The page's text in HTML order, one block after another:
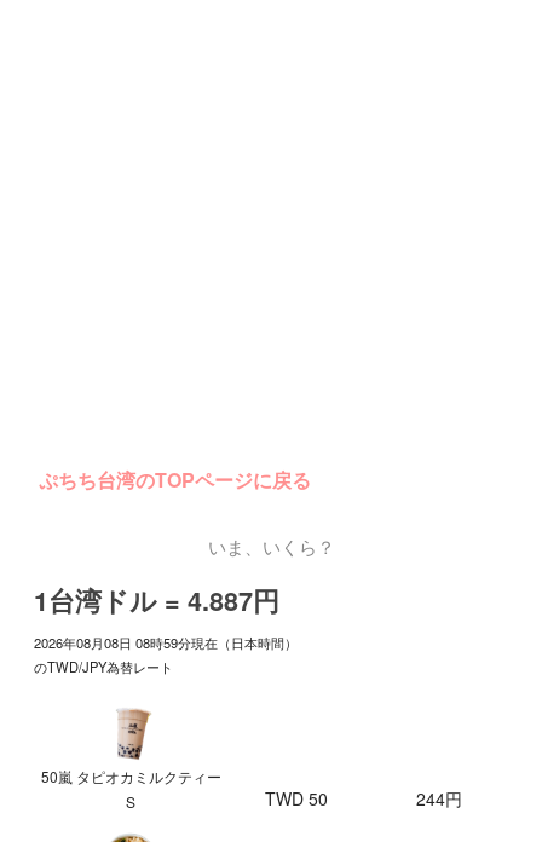
ぷちち台湾のTOPページに戻る
いま、いくら？
1台湾ドル = 4.887円
2026年08月08日 08時59分現在（日本時間）
のTWD/JPY為替レート
50嵐 タピオカミルクティー
S
TWD 50 244円